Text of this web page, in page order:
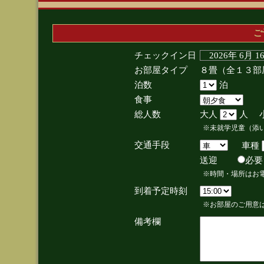
チェックイン日
2026年 6月
お部屋タイプ
８畳（全１３
泊数
泊
食事
総人数
大人 人
※未就学児童（添
交通手段
車種
送迎
※時間・場所はお
到着予定時刻
※お部屋のご用意
備考欄